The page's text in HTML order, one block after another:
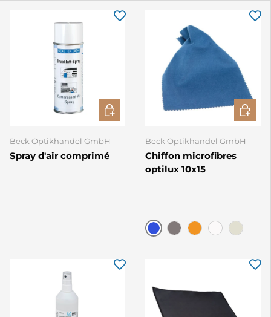
Beck Optikhandel GmbH
Spray d'air comprimé
AJOUTER AU PANIER
Beck Optikhandel GmbH
Chiffon microfibres
optilux 10x15
Bleu